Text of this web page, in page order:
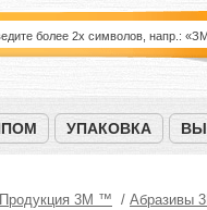
УПАКОВКА
Продукция 3M ™ Абразивы